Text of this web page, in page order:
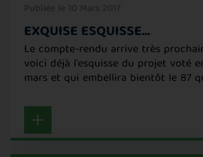
Publiée le 10 Mars 2017
EXQUISE ESQUISSE...
Le compte-rendu arrive très
voici déjà l'esquisse du projet voté
mars et qui embellira bientôt le 87